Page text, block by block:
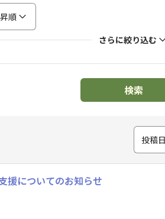
昇順
さらに絞り込む
検索
投稿
援についてのお知らせ